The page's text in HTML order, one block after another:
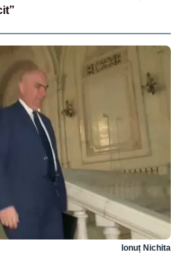
Ionuț Nichita